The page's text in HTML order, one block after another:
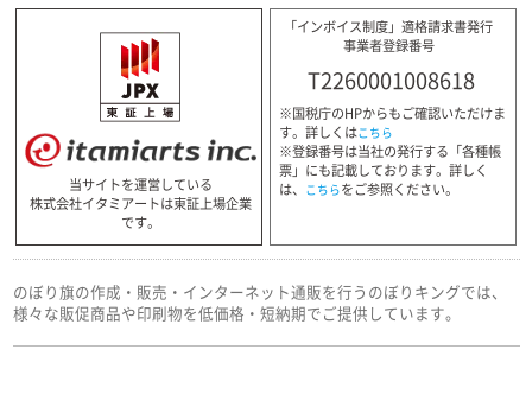
当サイトを運営している
株式会社イタミアートは東証上場企業
です。
「インボイス制度」適格請求書発行
事業者登録番号
T2260001008618
※国税庁のHPからもご確認いただけま
す。詳しくはこちら
※登録番号は当社の発行する「各種帳
票」にも記載しております。詳しく
は、 こちらをご参照ください。
のぼり旗の作成・販売・インターネット通販を行うのぼりキングでは、
様々な販促商品や印刷物を低価格・短納期でご提供しています。